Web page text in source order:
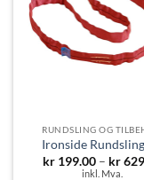
RUNDSLING OG
Ironside
kr199.00 – kr
inkl. Mva.